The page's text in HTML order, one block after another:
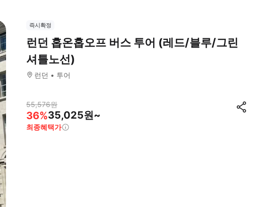
즉시확정
런던 홉온홉오프 버스 투어 (레드/블루/그린
셔틀노선)
런던 투어
55,576원
36%35,025원~
최종혜택가